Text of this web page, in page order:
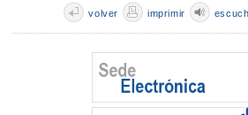
imprimir
volver